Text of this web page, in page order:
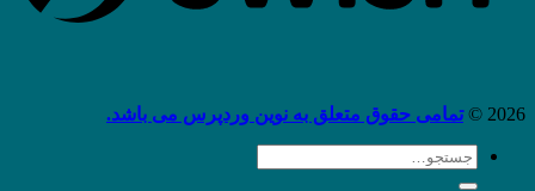
2026 ©
تمامی حقوق متعلق به نوین وردپرس می باشد.
جستجو